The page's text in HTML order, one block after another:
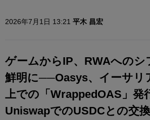
2026年7月1日 13:21 平木 昌宏
ゲームからIP、RWAへのシ
鮮明に──Oasys、イーサリ
上での「WrappedOAS」発
UniswapでのUSDCとの交